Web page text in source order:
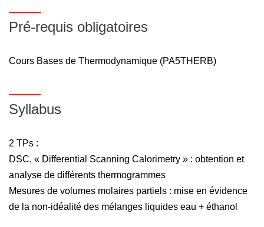
Pré-requis obligatoires
Cours Bases de Thermodynamique (PA5THERB)
Syllabus
2 TPs :
DSC, « Differential Scanning Calorimetry » : obtention et
analyse de différents thermogrammes
Mesures de volumes molaires partiels : mise en évidence
de la non-idéalité des mélanges liquides eau + éthanol